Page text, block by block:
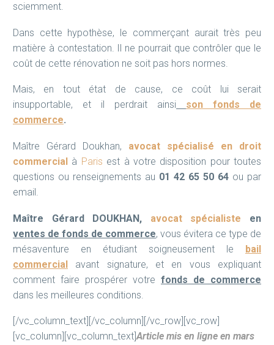
sciemment.
Dans cette hypothèse, le commerçant aurait très peu
matière à contestation. Il ne pourrait que contrôler que le
coût de cette rénovation ne soit pas hors normes.
Mais, en tout état de cause, ce coût lui serait
insupportable, et il perdrait ainsi
son fonds de
commerce.
Maître Gérard Doukhan, avocat
spécialisé en droit
commercial à Paris est à votre disposition pour toutes
questions ou renseignements au 01 42 65 50 64 ou par
email.
Maître Gérard DOUKHAN, avocat spécialiste en
ventes de fonds de commerce, vous évitera ce type de
mésaventure en étudiant soigneusement le bail
commercial avant signature, et en vous expliquant
comment faire prospérer votre fonds de commerce
dans les meilleures conditions.
[/vc_column_text][/vc_column][/vc_row][vc_row]
[vc_column][vc_column_text]Article mis en ligne en mars